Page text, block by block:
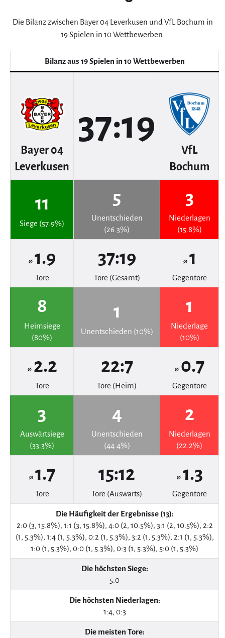
Die Bilanz zwischen Bayer 04 Leverkusen und VfL Bochum in
19 Spielen in 10 Wettbewerben.
Bilanz aus 19 Spielen in 10 Wettbewerben
Bayer 04
Leverkusen
37:19
VfL
Bochum
11
Siege (57.9%)
5
Unentschieden
(26.3%)
3
Niederlagen
(15.8%)
⌀ 1.9
Tore
37:19
Tore (Gesamt)
⌀ 1
Gegentore
8
Heimsiege
(80%)
1
Unentschieden (10%)
1
Niederlage
(10%)
⌀ 2.2
Tore
22:7
Tore (Heim)
⌀ 0.7
Gegentore
3
Auswärtsiege
(33.3%)
4
Unentschieden
(44.4%)
2
Niederlagen
(22.2%)
⌀ 1.7
Tore
15:12
Tore (Auswärts)
⌀ 1.3
Gegentore
Die Häufigkeit der Ergebnisse (13):
2:0 (3, 15.8%), 1:1 (3, 15.8%), 4:0 (2, 10.5%), 3:1 (2, 10.5%), 2:2
(1, 5.3%), 1:4 (1, 5.3%), 0:2 (1, 5.3%), 3:2 (1, 5.3%), 2:1 (1, 5.3%),
1:0 (1, 5.3%), 0:0 (1, 5.3%), 0:3 (1, 5.3%), 5:0 (1, 5.3%)
Die höchsten Siege:
5:0
Die höchsten Niederlagen:
1:4, 0:3
Die meisten Tore: